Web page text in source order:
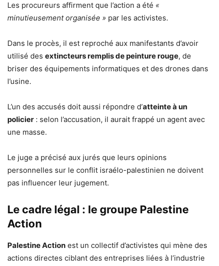
Les procureurs affirment que l’action a été «
minutieusement organisée » par les activistes.
Dans le procès, il est reproché aux manifestants d’avoir
utilisé des extincteurs remplis de peinture rouge, de
briser des équipements informatiques et des drones dans
l’usine.
L’un des accusés doit aussi répondre d’atteinte à un
policier : selon l’accusation, il aurait frappé un agent avec
une masse.
Le juge a précisé aux jurés que leurs opinions
personnelles sur le conflit israélo-palestinien ne doivent
pas influencer leur jugement.
Le cadre légal : le groupe Palestine
Action
Palestine Action est un collectif d’activistes qui mène des
actions directes ciblant des entreprises liées à l’industrie